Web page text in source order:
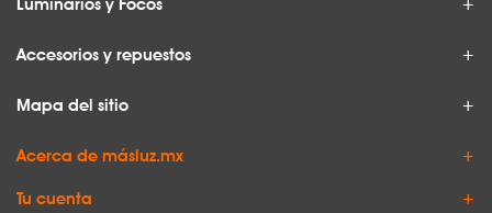
Luminarios y Focos
Accesorios y repuestos
Mapa del sitio
Acerca de másluz.mx
Tu cuenta